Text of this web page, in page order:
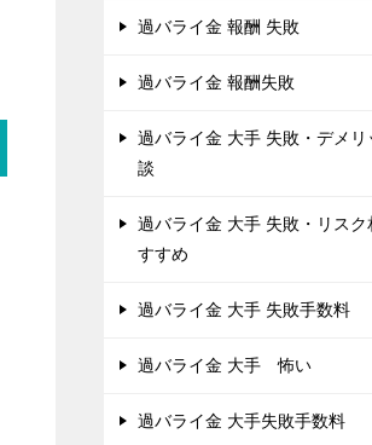
過バライ金 報酬 失敗
過バライ金 報酬失敗
過バライ金 大手 失敗・デメリ
談
過バライ金 大手 失敗・リスク
すすめ
過バライ金 大手 失敗手数料
過バライ金 大手 怖い
過バライ金 大手失敗手数料